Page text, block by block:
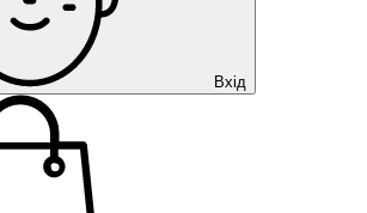
Вхід